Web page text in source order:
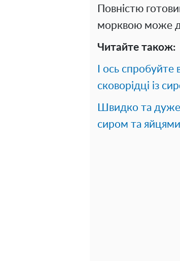
Повністю
морквою може
Читайте також:
І ось
сковорідці із
Швидко та
сиром та яйцями